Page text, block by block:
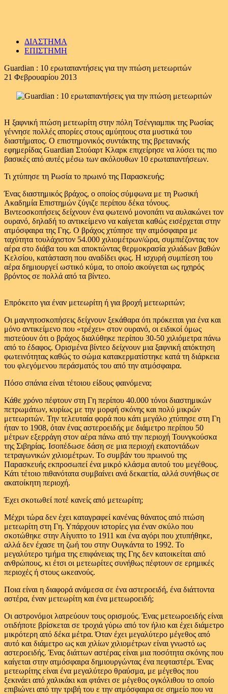
ΔΙΑΣΤΗΜΑ
ΕΠΙΣΤΗΜΗ
Guardian : 10 ερωταπαντήσεις για την πτώση μετεωριτών
21 Φεβρουαρίου 2013
Η ξαφνική πτώση μετεωρίτη στην πόλη Τσένγιαμπικ της Ρωσίας
γέννησε πολλές απορίες στους αμύητους στα μυστικά του
διαστήματος. Ο επιστημονικός συντάκτης της βρετανικής
εφημερίδας Guardian Στούαρτ Κλαρκ επιχείρησε να λύσει τις πιο
βασικές από αυτές μέσω των ακόλουθων 10 ερωταπαντήσεων.
Τι χτύπησε τη Ρωσία το πρωινό της Παρασκευής;
Ένας διαστημικός βράχος, ο οποίος σύμφωνα με τη Ρωσική
Ακαδημία Επιστημών ζύγιζε περίπου δέκα τόνους.
Βιντεοσκοπήσεις δείχνουν ένα φωτεινό μονοπάτι να αυλακώνει τον
ουρανό, δηλαδή το αντικείμενο να καίγεται καθώς εισέρχεται στην
ατμόσφαιρα της Γης. Ο βράχος χτύπησε την ατμόσφαιρα με
ταχύτητα τουλάχιστον 54.000 χιλιομέτρων/ώρα, συμπιέζοντας τον
αέρα στο διάβα του και αποκτώντας θερμοκρασία χιλιάδων βαθών
Κελσίου, κατάσταση που αναδίδει φως. Η ισχυρή συμπίεση του
αέρα δημιουργεί ωστικό κύμα, το οποίο ακούγεται ως ηχηρός
βρόντος σε πολλά από τα βίντεο.
Επρόκειτο για έναν μετεωρίτη ή για βροχή μετεωριτών;
Οι μαγνητοσκοπήσεις δείχνουν ξεκάθαρα ότι πρόκειται για ένα και
μόνο αντικείμενο που «τρέχει» στον ουρανό, οι ειδικοί όμως
πιστεύουν ότι ο βράχος διαλύθηκε περίπου 30-50 χιλιόμετρα πάνω
από το έδαφος. Ορισμένα βίντεο δείχνουν μια ξαφνική απόκτηση
φωτεινότητας καθώς το σώμα κατακερματίστηκε κατά τη διάρκεια
του φλεγόμενου περάσματός του από την ατμόσφαιρα.
Πόσο σπάνια είναι τέτοιου είδους φαινόμενα;
Κάθε χρόνο πέφτουν στη Γη περίπου 40.000 τόνοι διαστημικών
πετρωμάτων, κυρίως με την μορφή σκόνης και πολύ μικρών
μετεωριτών. Την τελευταία φορά που κάτι μεγάλο χτύπησε στη Γη
ήταν το 1908, όταν ένας αστεροειδής με διάμετρο περίπου 50
μέτρων εξερράγη στον αέρα πάνω από την περιοχή Τουνγκούσκα
της Σιβηρίας. Ισοπέδωσε δάση σε μια περιοχή εκατοντάδων
τετραγωνικών χιλιομέτρων. Το συμβάν του πρωινού της
Παρασκευής εκπροσωπεί ένα μικρό κλάσμα αυτού του μεγέθους.
Κάτι τέτοιο πιθανότατα συμβαίνει ανά δεκαετία, αλλά συνήθως σε
ακατοίκητη περιοχή.
Έχει σκοτωθεί ποτέ κανείς από μετεωρίτη;
Μέχρι τώρα δεν έχει καταγραφεί κανένας θάνατος από πτώση
μετεωρίτη στη Γη. Υπάρχουν ιστορίες για έναν σκύλο που
σκοτώθηκε στην Αίγυπτο το 1911 και ένα αγόρι που χτυπήθηκε,
αλλά δεν έχασε τη ζωή του στην Ουγκάντα το 1992. Το
μεγαλύτερο τμήμα της επιφάνειας της Γης δεν κατοικείται από
ανθρώπους, κι έτσι οι μετεωρίτες συνήθως πέφτουν σε ερημικές
περιοχές ή στους ωκεανούς.
Ποια είναι η διαφορά ανάμεσα σε ένα αστεροειδή, ένα διάττοντα
αστέρα, έναν μετεωρίτη και ένα μετεωροειδή;
Οι αστρονόμοι λατρεύουν τους ορισμούς. Ένας μετεωροειδής είναι
οτιδήποτε βρίσκεται σε τροχιά γύρω από τον ήλιο και έχει διάμετρο
μικρότερη από δέκα μέτρα. Όταν έχει μεγαλύτερο μέγεθος από
αυτό και διάμετρο ως και χιλίων χιλιομέτρων είναι γνωστό ως
αστεροειδής. Ένας διάττων αστέρας είναι μια ποσότητα σκόνης που
καίγεται στην ατμόσφαιρα δημιουργώντας ένα πεφταστέρι. Ένας
μετεωρίτης είναι ένα μεγαλύτερο θραύσμα, με μέγεθος που
ξεκινάει από χαλικάκι και φτάνει σε μέγεθος ογκόλιθου το οποίο
επιβιώνει από την τριβή του ε την ατμόσφαιρα σε σημείο που να